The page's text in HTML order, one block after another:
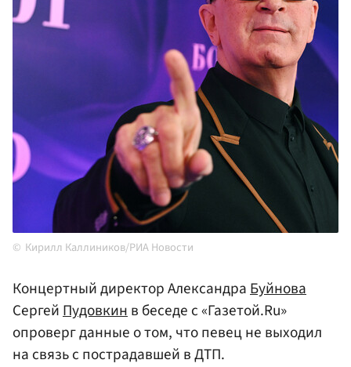
Кирилл Каллиников/РИА Новости
Концертный директор АлександраБуйнова
СергейПудовкинв беседе с «Газетой.Ru»
опроверг данные о том, что певец не выходил
на связь с пострадавшей в ДТП.